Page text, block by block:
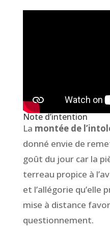
Note d’intention
La montée de
donné envie de
goût du jour car la
terreau propice à
et l’allégorie qu’elle
mise à distance
questionnement.